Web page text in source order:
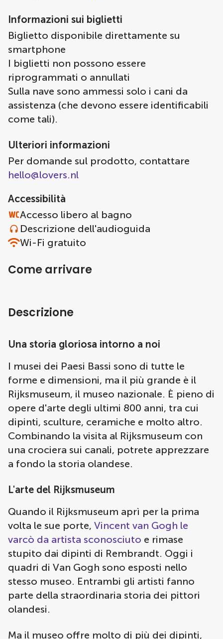
Informazioni sui biglietti
Biglietto disponibile direttamente su
smartphone
I biglietti non possono essere
riprogrammati o annullati
Sulla nave sono ammessi solo i cani da
assistenza (che devono essere identificabili
come tali).
Ulteriori informazioni
Per domande sul prodotto, contattare
hello@lovers.nl
Accessibilità
Accesso libero al bagno
Descrizione dell'audioguida
Wi-Fi gratuito
Come arrivare
Descrizione
Una storia gloriosa intorno a noi
I musei dei Paesi Bassi sono di tutte le
forme e dimensioni, ma il più grande è il
Rijksmuseum, il museo nazionale. È pieno di
opere d'arte degli ultimi 800 anni, tra cui
dipinti, sculture, ceramiche e molto altro.
Combinando la visita al Rijksmuseum con
una crociera sui canali, potrete apprezzare
a fondo la storia olandese.
L'arte del Rijksmuseum
Quando il Rijksmuseum aprì per la prima
volta le sue porte, Vincent van Gogh le
varcò da artista sconosciuto e rimase
stupito dai dipinti di Rembrandt. Oggi i
quadri di Van Gogh sono esposti nello
stesso museo. Entrambi gli artisti fanno
parte della straordinaria storia dei pittori
olandesi.
Ma il museo offre molto di più dei dipinti,